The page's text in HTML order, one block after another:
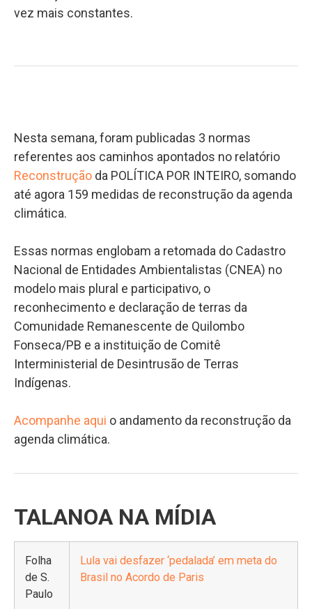
vez mais constantes.
Nesta semana, foram publicadas 3 normas
referentes aos caminhos apontados no relatório
Reconstrução da POLÍTICA POR INTEIRO, somando
até agora 159 medidas de reconstrução da agenda
climática.
Essas normas englobam a retomada do Cadastro
Nacional de Entidades Ambientalistas (CNEA) no
modelo mais plural e participativo, o
reconhecimento e declaração de terras da
Comunidade Remanescente de Quilombo
Fonseca/PB e a instituição de Comitê
Interministerial de Desintrusão de Terras
Indígenas.
Acompanhe aqui o andamento da reconstrução da
agenda climática.
TALANOA NA MÍDIA
Folha
de S.
Paulo
Lula vai desfazer ‘pedalada’ em meta do
Brasil no Acordo de Paris